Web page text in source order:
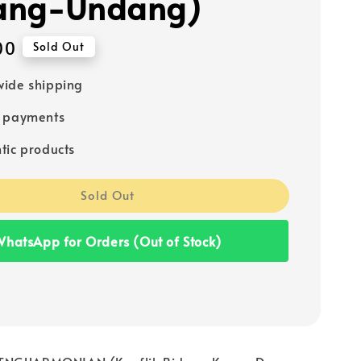
Sold Out
shipping
payments
products
Sold Out
for Orders (Out of Stock)